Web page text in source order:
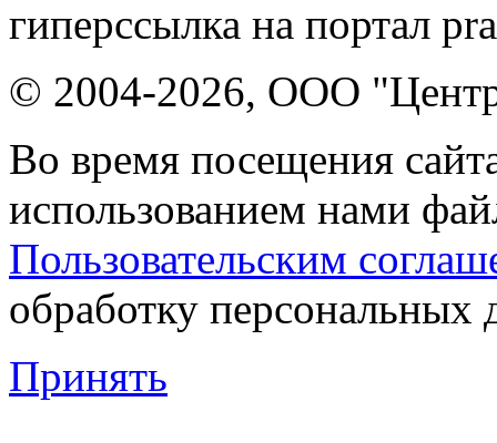
гиперссылка на портал
© 2004-2026, ООО "Центр
Во время посещения
использованием нами
Пользовательским
обработку персональных
Принять